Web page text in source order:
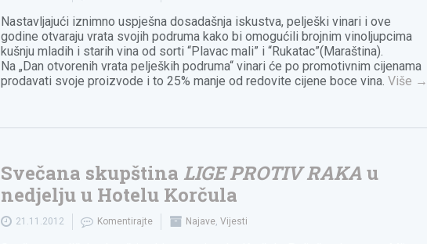
Nastavljajući iznimno uspješna dosadašnja iskustva, pelješki vinari i ove
godine otvaraju vrata svojih podruma kako bi omogućili brojnim vinoljupcima
kušnju mladih i starih vina od sorti “Plavac mali” i “Rukatac”(Maraština).
Na „Dan otvorenih vrata peljeških podruma“ vinari će po promotivnim cijenama
prodavati svoje proizvode i to 25% manje od redovite cijene boce vina.Više →
Svečana skupština LIGE PROTIV RAKAu
nedjelju u Hotelu Korčula
21.11.2012 Komentirajte Najave ,Vijesti